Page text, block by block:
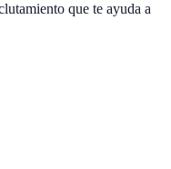
que te ayuda a